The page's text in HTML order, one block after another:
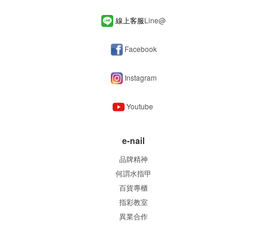
線上客服Line@
Facebook
Instagram
Youtube
e-nail
品牌精神
何謂水指甲
百貨專櫃
指彩教室
異業合作